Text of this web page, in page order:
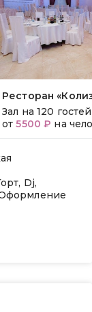
Ресторан
Зал на 120 гостей
от5500 ₽ на
Dj,